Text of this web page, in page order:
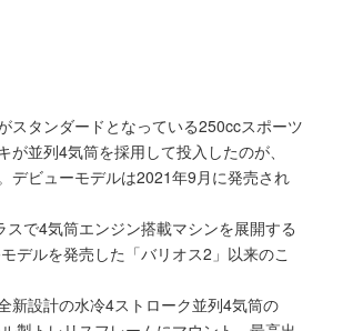
スタンダードとなっている250ccスポーツ
が並列4気筒を採用して投入したのが、
デビューモデルは2021年9月に発売され
スで4気筒エンジン搭載マシンを展開する
デルを発売した「バリオス2」以来のこ
新設計の水冷4ストローク並列4気筒の